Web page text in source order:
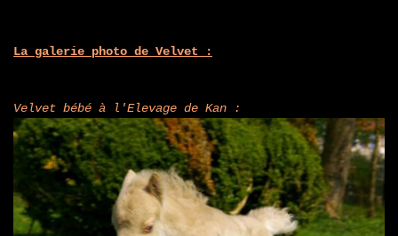
La galerie photo de Velvet :
Velvet bébé à l'Elevage de Kan :